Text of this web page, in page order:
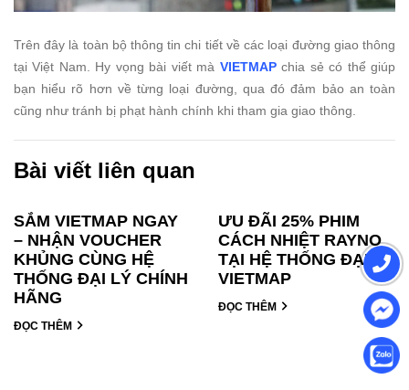
Trên đây là toàn bộ thông tin chi tiết về các loại đường giao thông
tại Việt Nam. Hy vọng bài viết mà VIETMAPchia sẻ có thể giúp
bạn hiểu rõ hơn về từng loại đường, qua đó đảm bảo an toàn
cũng như tránh bị phạt hành chính khi tham gia giao thông.
Bài viết liên quan
SẮM VIETMAP NGAY
– NHẬN VOUCHER
KHỦNG CÙNG HỆ
THỐNG ĐẠI LÝ CHÍNH
HÃNG
ĐỌC THÊM
ƯU ĐÃI 25% PHIM
CÁCH NHIỆT RAYNO
TẠI HỆ THỐNG ĐẠI LÝ
VIETMAP
ĐỌC THÊM